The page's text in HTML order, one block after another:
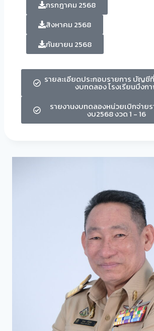
กรกฎาคม 2568
สิงหาคม 2568
กันยายน 2568
รายละเอียดประกอบรายการ บัญ
งบทดลอง โรงเรียนบึงก
รายงานงบทดลองหน่วยเบิกจ่าย
งบ2568 งวด 1 - 16